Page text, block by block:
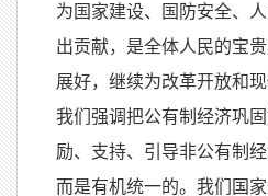
为国家建设、国防安全、
出贡献，是全体人民的宝
展好，继续为改革开放和
我们强调把公有制经济巩
励、支持、引导非公有制
而是有机统一的。我们国